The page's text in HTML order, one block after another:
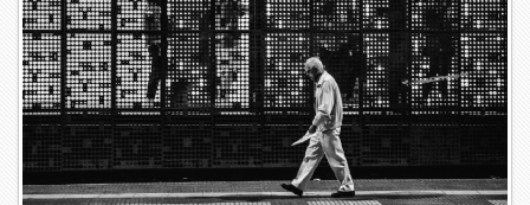
Beneficios
Medios
Contacto
Buscar: